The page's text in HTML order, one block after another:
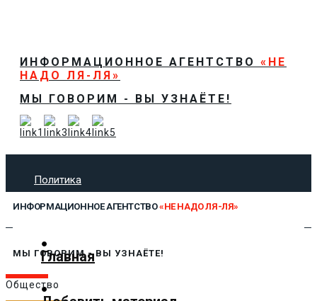
ИНФОРМАЦИОННОЕ АГЕНТСТВО «НЕ
НАДО ЛЯ-ЛЯ»
МЫ ГОВОРИМ - ВЫ УЗНАЁТЕ!
Политика
Технологии
Предложить новость
ИНФОРМАЦИОННОЕ АГЕНТСТВО«НЕ НАДО ЛЯ-ЛЯ»
Главная
МЫ ГОВОРИМ - ВЫ УЗНАЁТЕ!
Общество